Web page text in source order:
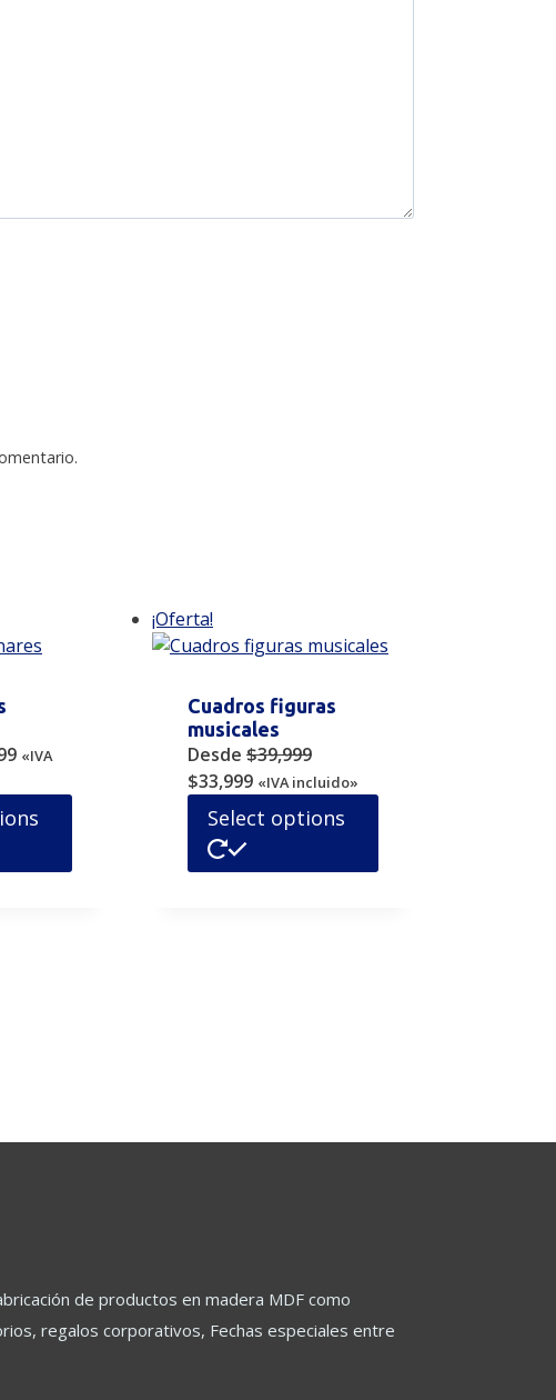
Current
$42,499.
«IVA
¡Oferta!
Cuadros figuras
musicales
Desde $39,999
Original
price
was:
$39,999.
$33,999Current
price
is:
«IVA incluido»
Select options
de productos en madera MDF como
regalos corporativos, Fechas especiales entre